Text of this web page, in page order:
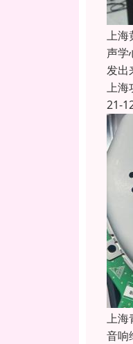
上海
声学
发出
上海
21-
上海
音响